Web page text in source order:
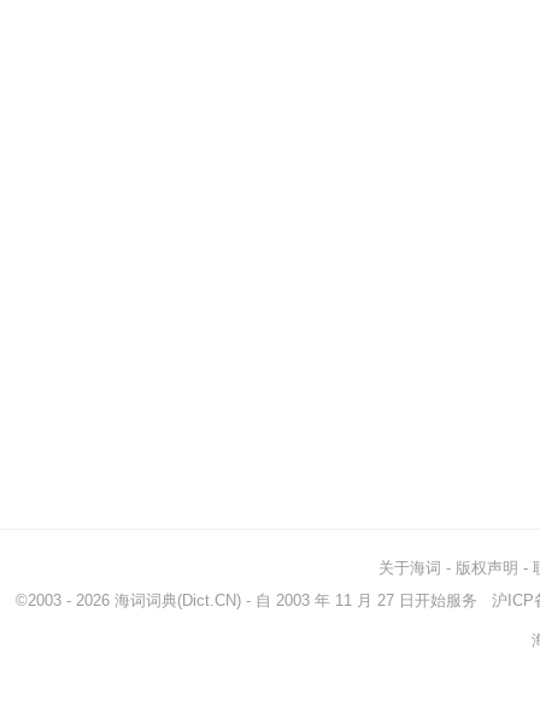
关于海词 - 版权声明 -
©2003 - 2026 海词词典(Dict.CN) - 自 2003 年 11 月 27 日开始服务 沪ICP